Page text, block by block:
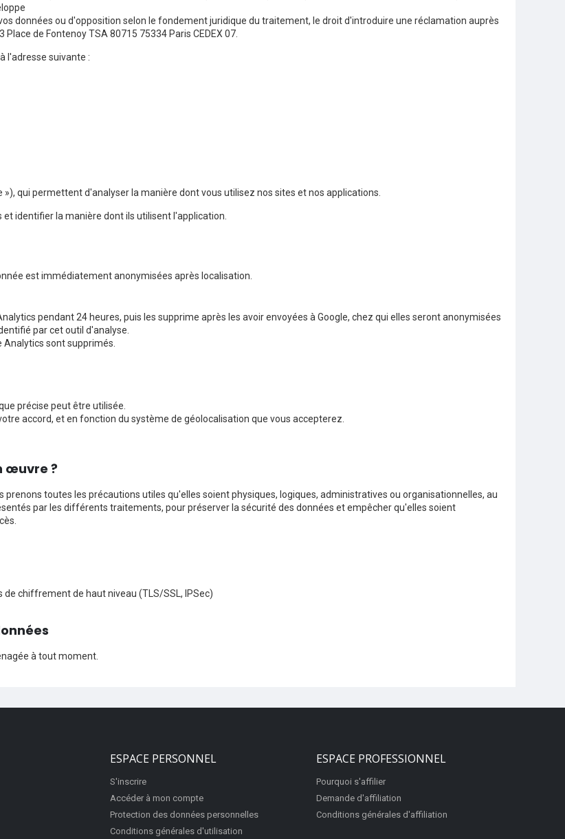
données ou d'opposition selon le fondement juridique du traitement, le droit d'introduire une réclamation auprès
de Fontenoy TSA 80715 75334 Paris CEDEX 07.
l'adresse suivante :
»), qui permettent d'analyser la manière dont vous utilisez nos sites et nos applications.
identifier la manière dont ils utilisent l'application.
est immédiatement anonymisées après localisation.
pendant 24 heures, puis les supprime après les avoir envoyées à Google, chez qui elles seront anonymisées
par cet outil d'analyse.
Analytics sont supprimés.
précise peut être utilisée.
accord, et en fonction du système de géolocalisation que vous accepterez.
œuvre ?
toutes les précautions utiles qu'elles soient physiques, logiques, administratives ou organisationnelles, au
par les différents traitements, pour préserver la sécurité des données et empêcher qu'elles soient
chiffrement de haut niveau (TLS/SSL, IPSec)
à tout moment.
ESPACE PERSONNEL
S'inscrire
Accéder à mon compte
Protection des données personnelles
Conditions générales d'utilisation
ESPACE PROFESSIONNEL
Pourquoi s'affilier
Demande d'affiliation
Conditions générales d'affiliation